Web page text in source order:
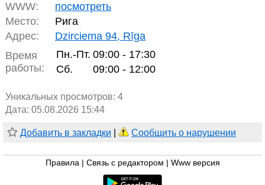
WWW:
посмотреть
Место:
Рига
Адрес:
Dzirciema 94, Rīga
Время
работы:
Пн.-Пт. 09:00 - 17:30
Сб.
09:00 - 12:00
Уникальных просмотров: 4
Дата: 05.08.2026 15:44
Добавить в закладки Сообщить о нарушении
Правила Связь с редактором Www версия